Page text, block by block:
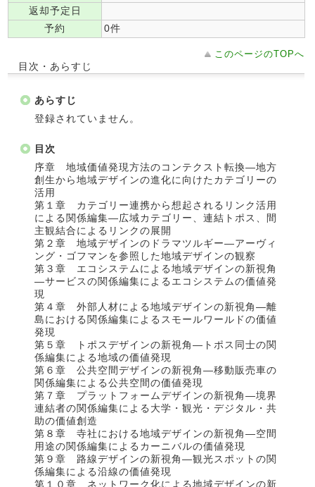
返却予定日
予約
0件
このページのTOPへ
目次・あらすじ
あらすじ
登録されていません。
目次
序章 地域価値発現方法のコンテクスト転換―地方
創生から地域デザインの進化に向けたカテゴリーの
活用
第１章 カテゴリー連携から想起されるリンク活用
による関係編集―広域カテゴリー、連結トポス、間
主観結合によるリンクの展開
第２章 地域デザインのドラマツルギー―アーヴィ
ング・ゴフマンを参照した地域デザインの観察
第３章 エコシステムによる地域デザインの新視角
―サービスの関係編集によるエコシステムの価値発
現
第４章 外部人材による地域デザインの新視角―離
島における関係編集によるスモールワールドの価値
発現
第５章 トポスデザインの新視角―トポス同士の関
係編集による地域の価値発現
第６章 公共空間デザインの新視角―移動販売車の
関係編集による公共空間の価値発現
第７章 プラットフォームデザインの新視角―境界
連結者の関係編集による大学・観光・デジタル・共
助の価値創造
第８章 寺社における地域デザインの新視角―空間
用途の関係編集によるカーニバルの価値発現
第９章 路線デザインの新視角―観光スポットの関
係編集による沿線の価値発現
第１０章 ネットワーク化による地域デザインの新